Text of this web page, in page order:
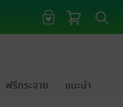
ฟรีกระจาย แนะนำ